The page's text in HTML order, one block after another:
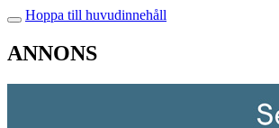
Hoppa till huvudinnehåll
ANNONS